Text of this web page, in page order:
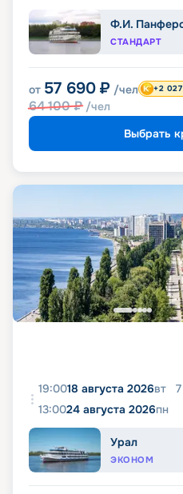
Ф.И.
СТАНДАРТ
от 57 690 ₽ /чел
64 100₽ /чел
+2 027
Выбрать
19:0018 августа 2026вт 7
13:0024 августа 2026пн
Урал
ЭКОНОМ